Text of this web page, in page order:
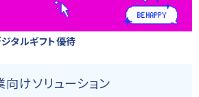
タルギフト優待
向けソリューション